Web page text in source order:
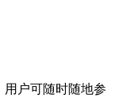
用户可随时随地参